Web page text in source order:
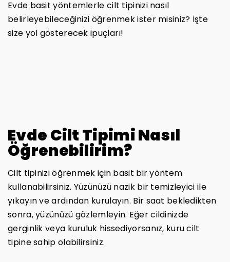
Evde basit yöntemlerle cilt tipinizi nasıl
belirleyebileceğinizi öğrenmek ister misiniz? İşte
size yol gösterecek ipuçları!
Evde Cilt Tipimi Nasıl
Öğrenebilirim?
Cilt tipinizi öğrenmek için basit bir yöntem
kullanabilirsiniz. Yüzünüzü nazik bir temizleyici ile
yıkayın ve ardından kurulayın. Bir saat bekledikten
sonra, yüzünüzü gözlemleyin. Eğer cildinizde
gerginlik veya kuruluk hissediyorsanız, kuru cilt
tipine sahip olabilirsiniz.